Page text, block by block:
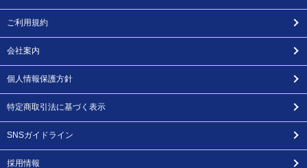
ご利用規約
会社案内
個人情報保護方針
特定商取引法に基づく表示
SNSガイドライン
採用情報